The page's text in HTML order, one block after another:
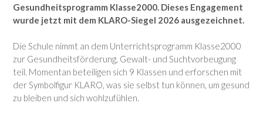
Gesundheitsprogramm Klasse2000. Dieses Engagement
wurde jetzt mit dem KLARO-Siegel 2026 ausgezeichnet.
Die Schule nimmt an dem Unterrichtsprogramm Klasse2000
zur Gesundheitsförderung, Gewalt- und Suchtvorbeugung
teil. Momentan beteiligen sich 9 Klassen und erforschen mit
der Symbolfigur KLARO, was sie selbst tun können, um gesund
zu bleiben und sich wohlzufühlen.